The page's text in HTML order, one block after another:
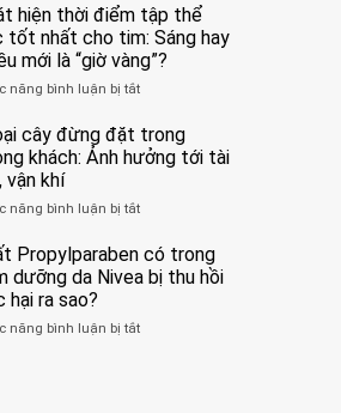
ăn
nhiều
có
thể
hại
thận
tác
hại
của
1
kiểu
đối
với
và
Bạn
nên
đàn
ông
phát
hiện
mắc
bệnh
ung
lúc
hiện thời điểm tập thể
tốt nhất cho tim: Sáng hay
mới là “giờ vàng”?
năng bình luận bị tắtở
hiện
thời
điểm
thể
tốt
nhất
cho
Sáng
cây đừng đặt trong
khách: Ảnh hưởng tới tài
vận khí
năng bình luận bị tắtở
loại
cây
đừng
trong
Propylparaben có trong
dưỡng da Nivea bị thu hồi
hại ra sao?
năng bình luận bị tắtở